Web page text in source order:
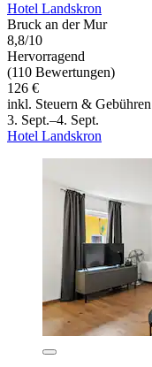
Hotel Landskron
Bruck an der Mur
8,8/10
Hervorragend
(110 Bewertungen)
126 €
inkl. Steuern & Gebühren
3. Sept.–4. Sept.
Hotel Landskron